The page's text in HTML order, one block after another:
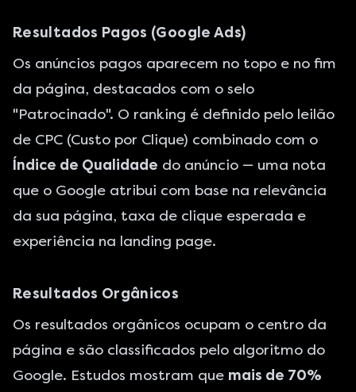
Resultados Pagos (Google Ads)
Os anúncios pagos aparecem no topo e no fim
da página, destacados com o selo
"Patrocinado". O ranking é definido pelo leilão
de CPC (Custo por Clique) combinado com o
Índice de Qualidade do anúncio — uma nota
que o Google atribui com base na relevância
da sua página, taxa de clique esperada e
experiência na landing page.
Resultados Orgânicos
Os resultados orgânicos ocupam o centro da
página e são classificados pelo algoritmo do
Google. Estudos mostram que mais de 70%